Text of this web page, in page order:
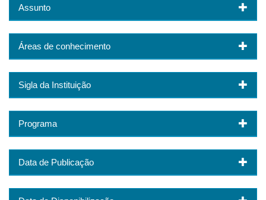
Assunto
Áreas de conhecimento
Sigla da Instituição
Programa
Data de Publicação